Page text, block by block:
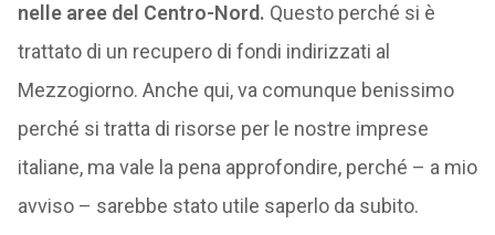
nelle aree del Centro-Nord. Questo perché si è
trattato di un recupero di fondi indirizzati al
Mezzogiorno. Anche qui, va comunque benissimo
perché si tratta di risorse per le nostre imprese
italiane, ma vale la pena approfondire, perché – a mio
avviso – sarebbe stato utile saperlo da subito.